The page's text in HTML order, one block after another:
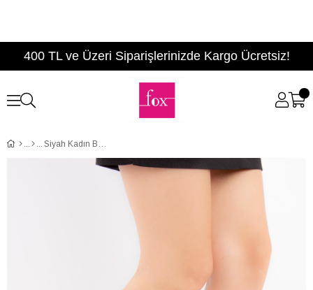
400 TL ve Üzeri Siparişlerinizde Kargo Ücretsiz!
Siyah Kadın Bot E340105602